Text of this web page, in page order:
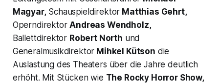
Magyar,Schauspieldirektor Matthias Gehrt,
OperndirektorAndreas Wendholz,
Ballettdirektor Robert North und
Generalmusikdirektor Mihkel Kütson die
Auslastung des Theaters über die Jahre deutlich
erhöht. Mit Stücken wie The Rocky Horror Show,